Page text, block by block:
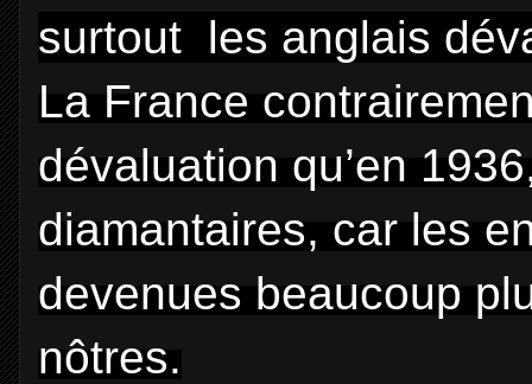
surtout les anglais
La France
dévaluation qu’en
diamantaires, car les
devenues beaucoup
nôtres.